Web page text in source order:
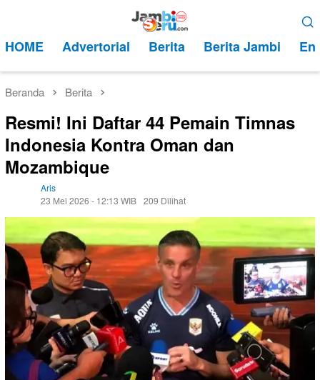
kontenMobile
HOME Advertorial Berita Berita Jambi
Beranda Berita
Resmi! Ini Daftar 44 Pemain Timnas
Indonesia Kontra Oman dan
Mozambique
Aris
23 Mei 2026 - 12:13 WIB 209 Dilihat